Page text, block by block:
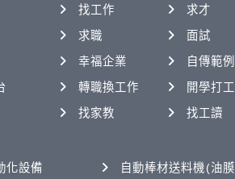
找工作
求才
求職
面試
幸福企業
自傳範例
轉職換工作
開學打工
找家教
找工讀
化設備
自動棒材送料機(油膜